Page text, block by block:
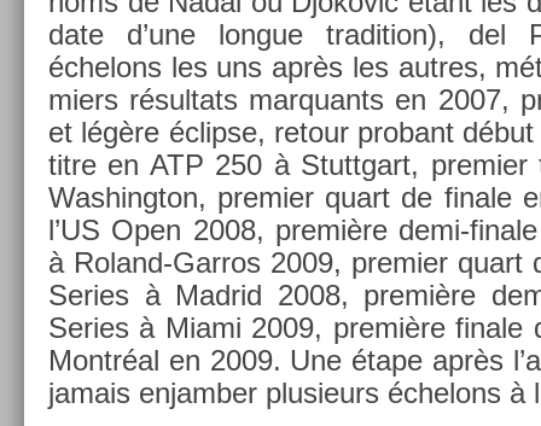
date d’une lon­gue tradi­tion), del
échelons les uns après les aut­res,
mi­ers résul­tats mar­quants en 2007,
et légère éclip­se, re­tour pro­bant
titre en ATP 250 à Stuttgart,
Was­hington, pre­mi­er quart de fin­ale
l’US Open 2008, première demi-
à Roland-Garros 2009, pre­mi­er quart
Se­ries à Mad­rid 2008, première
Se­ries à Miami 2009, première fin­ale
Montréal en 2009. Une étape après
jamais en­jamb­er plusieurs échelons à